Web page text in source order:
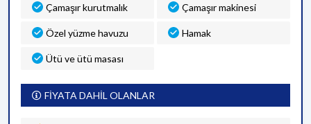
Çamaşır kurutmalık Çamaşır makinesi
Özel yüzme havuzu Hamak
Ütü ve ütü masası
FİYATA DAHİL OLANLAR